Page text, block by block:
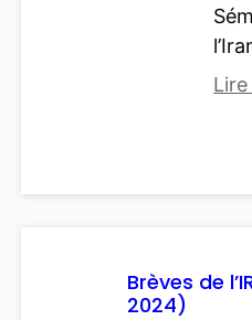
e
b
e
Brèves de
2024)